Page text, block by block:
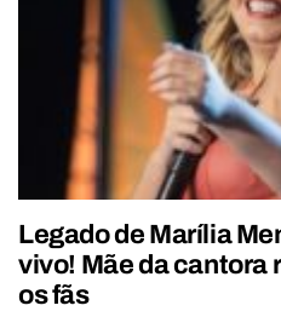
Legado de Marília
vivo! Mãe da cantora
os fãs